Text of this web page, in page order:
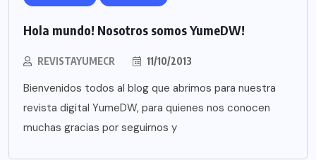
Hola mundo! Nosotros somos YumeDW!
REVISTAYUMECR 11/10/2013
Bienvenidos todos al blog que abrimos para nuestra
revista digital YumeDW, para quienes nos conocen
muchas gracias por seguirnos y